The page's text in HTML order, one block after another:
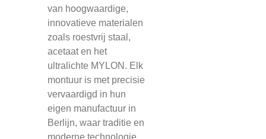
van hoogwaardige,
innovatieve materialen
zoals roestvrij staal,
acetaat en het
ultralichte MYLON. Elk
montuur is met precisie
vervaardigd in hun
eigen manufactuur in
Berlijn, waar traditie en
moderne technologie